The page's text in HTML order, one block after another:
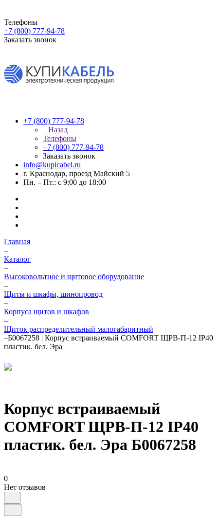
Телефоны
+7 (800) 777-94-78
Заказать звонок
+7 (800) 777-94-78
Назад
Телефоны
+7 (800) 777-94-78
Заказать звонок
info@kupicabel.ru
г. Краснодар, проезд Майский 5
Пн. – Пт.: с 9:00 до 18:00
Главная
–
Каталог
–
Высоковольтное и щитовое оборудование
–
Щиты и шкафы, шинопровод
–
Корпуса щитов и шкафов
–
Щиток распределительный малогабаритный
–Б0067258 | Корпус встраиваемый COMFORT ЩРВ-П-12 IP40
пластик. бел. Эра
Корпус встраиваемый
COMFORT ЩРВ-П-12 IP40
пластик. бел. Эра Б0067258
0
Нет отзывов